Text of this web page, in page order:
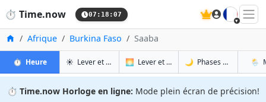
⏱️ Time.now 07:18:08 🇫🇷
Accueil
Afrique Burkina Faso Saaba
⏱️ Heureà Saaba
☀️ Lever et coucher du soleil à Saaba
🌅 Lever et coucher du soleil demain à
🌙 Phases de la Lune à
🌦️
⏱️ Time.now Horloge en ligne: Mode plein écran de précision!